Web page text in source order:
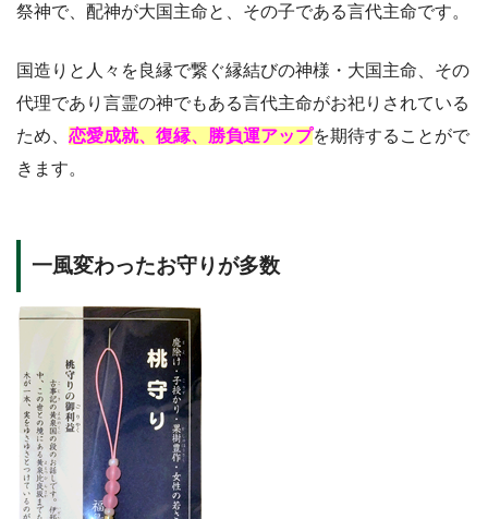
祭神で、配神が大国主命と、その子である言代主命です。
国造りと人々を良縁で繋ぐ縁結びの神様・大国主命、その
代理であり言霊の神でもある言代主命がお祀りされている
ため、 恋愛成就、復縁、勝負運アップを期待することがで
きます。
一風変わったお守りが多数